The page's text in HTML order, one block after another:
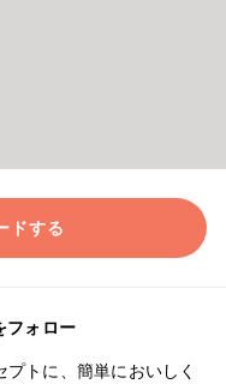
ドする
フォロー
プトに、簡単においしく